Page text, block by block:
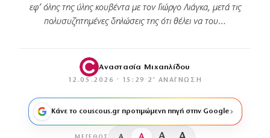
εφ’ όλης της ύλης κουβέντα με τον Γιώργο Λιάγκα, μετά τις
πολυσυζητημένες δηλώσεις της ότι θέλει να του…
Αναστασία Μιχαηλίδου
12.05.2026 · 15:29 · 2′ ΑΝΆΓΝΩΣΗ
Κάνε το couscous.gr προτιμώμενη πηγή στην Google